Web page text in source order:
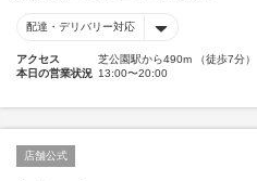
配達・デリバリー対応
アクセス
芝公園駅から490m （徒歩7分）
本日の営業状況 13:00〜20:00
店舗公式